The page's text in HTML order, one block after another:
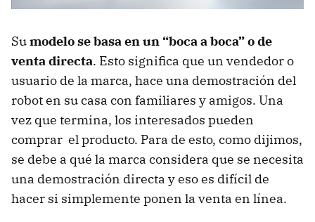
Sumodelo se basa en un “boca a boca” o de
venta directa. Esto significa que un vendedor o
usuario de la marca, hace una demostración del
robot en su casa con familiares y amigos. Una
vez que termina, los interesados pueden
comprar el producto. Para de esto, como dijimos,
se debe a qué la marca considera que se necesita
una demostración directa y eso es difícil de
hacer si simplemente ponen la venta en línea.